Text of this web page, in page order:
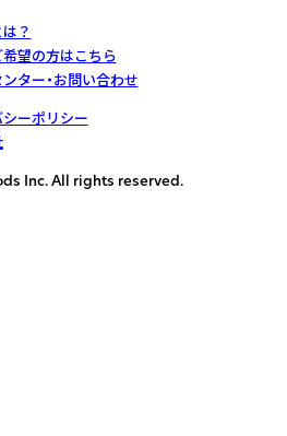
？
望の方はこちら
ター・お問い合わせ
ーポリシー
Inc. All rights reserved.